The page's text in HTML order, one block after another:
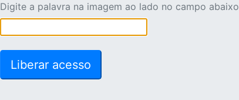
Digite a palavra na imagem ao lado no campo abaixo